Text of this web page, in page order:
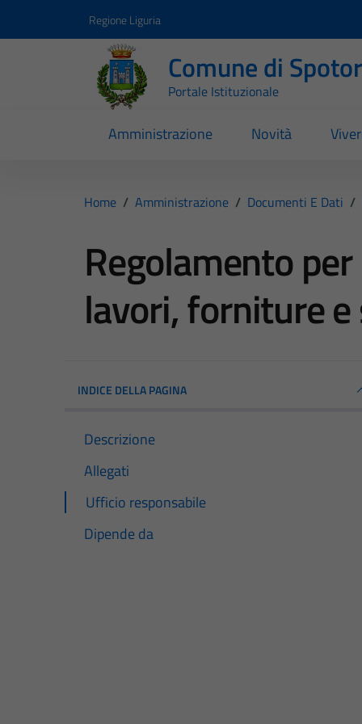
Regione Liguria
Comune di
Portale Istituzionale
Amministrazione Novità
Home / Amministrazione / Documenti E Dati /
Regolamento per
lavori, forniture
INDICE DELLA PAGINA
Descrizione
Allegati
Ufficio responsabile
Dipende da